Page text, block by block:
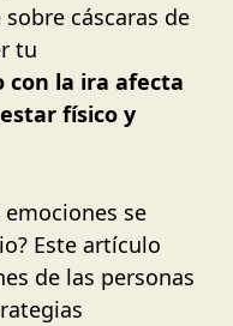
cáscaras de
tu
con la ira afecta
físico y
se
Este artículo
de las personas